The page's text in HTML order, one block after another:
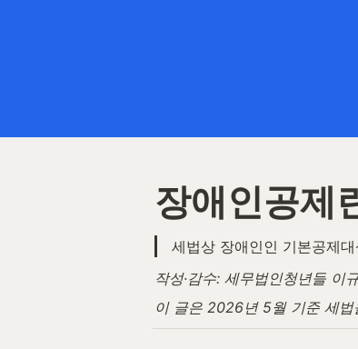
장애인공제
세법상 장애인인 기본공제
작성·감수: 세무법인청년들
이 글은 2026년 5월 기준 세법